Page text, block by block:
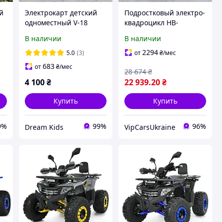
Электрокарт детский
одноместный V-18
желтый
В наличии
5.0 (3)
от683 ₴/мес
4 100 ₴
Купить
Dream Kids 99%
Подростковый электро-
квадроцикл HB-
резиновыми колесами,
железной рамой, до 25
амортизаторами
В наличии
от2294₴/мес
22 939.20₴
28 674 ₴
Купить
VipCarsUkraine 96%